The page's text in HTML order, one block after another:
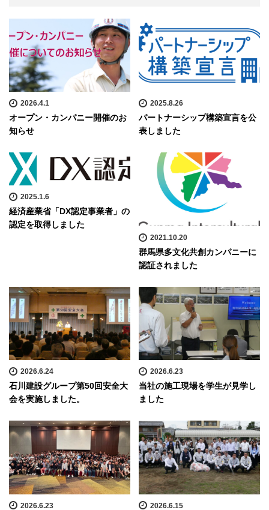
2026.4.1
オープン・カンパニー開催のお
知らせ
2025.8.26
パートナーシップ構築宣言を公
表しました
2025.1.6
経済産業省「DX認定事業者」の
認定を取得しました
2021.10.20
群馬県多文化共創カンパニーに
認証されました
2026.6.24
石川建設グループ第50回安全大
会を実施しました。
2026.6.23
当社の施工現場を学生が見学し
ました
2026.6.23 2026.6.15